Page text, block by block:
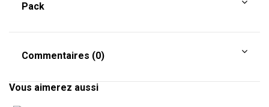
Pack
Commentaires (0)
Vous aimerez aussi